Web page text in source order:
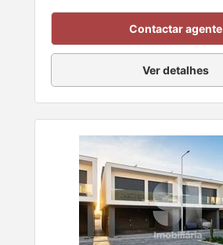
Contactar agente
Ver detalhes